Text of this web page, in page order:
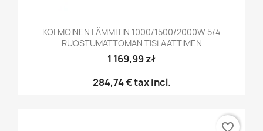
KOLMOINEN LÄMMITIN 1000/1500/2000W 5/4
RUOSTUMATTOMAN TISLAATTIMEN
1 169,99 zł
284,74 €tax incl.
favorite_border